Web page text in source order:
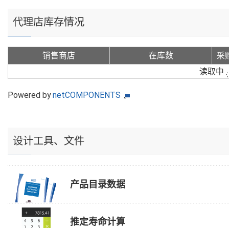
代理店库存情况
销售商店 在库数
采
读取中
Powered bynetCOMPONENTS
设计工具、文件
产品目录数据
推定寿命计算